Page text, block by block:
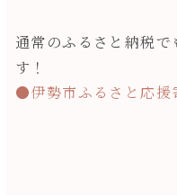
通常のふるさと納税
す！
●伊勢市ふるさと応援